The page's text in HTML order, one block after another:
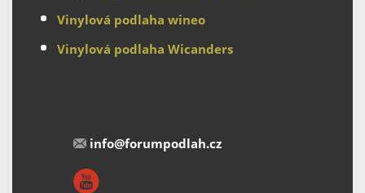
Vinylová podlaha wineo
Vinylová podlaha Wicanders
info@forumpodlah.cz